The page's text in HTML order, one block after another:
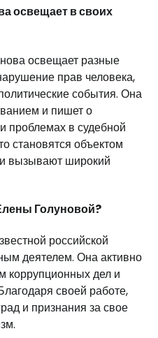
освещает в своих
освещает разные
прав человека,
события. Она
и пишет о
проблемах в судебной
становятся объектом
вызывают широкий
Голуновой?
российской
деятелем. Она активно
коррупционных дел и
своей работе,
и признания за свое